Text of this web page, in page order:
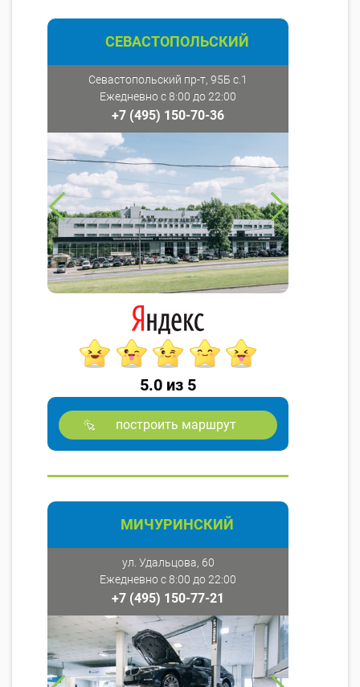
СЕВАСТОПОЛЬСКИЙ
Севастопольский пр-т, 95Б с.1
Ежедневно с 8:00 до 22:00
+7 (495) 150-70-36
5.0 из 5
построить маршрут
МИЧУРИНСКИЙ
ул. Удальцова, 60
Ежедневно с 8:00 до 22:00
+7 (495) 150-77-21